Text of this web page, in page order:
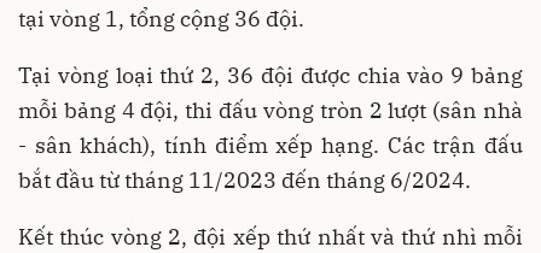
tại vòng 1, tổng cộng 36 đội.
Tại vòng loại thứ 2, 36 đội được chia vào 9 bảng
mỗi bảng 4 đội, thi đấu vòng tròn 2 lượt (sân nhà
- sân khách), tính điểm xếp hạng. Các trận đấu
bắt đầu từ tháng 11/2023 đến tháng 6/2024.
Kết thúc vòng 2, đội xếp thứ nhất và thứ nhì mỗi